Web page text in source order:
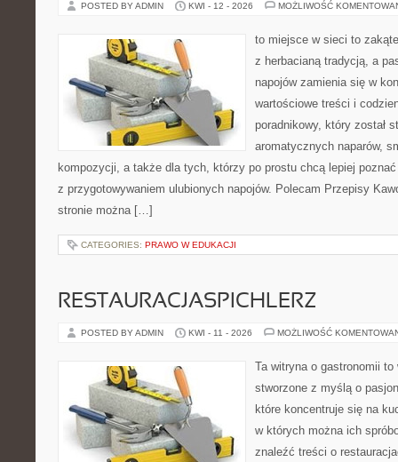
POSTED BY ADMIN KWI - 12 - 2026 MOŻLIWOŚĆ
to miejsce w sieci to
z herbacianą tradycją, a
napojów zamienia się w
wartościowe treści i
poradnikowy, który został
aromatycznych naparów,
kompozycji, a także dla tych, którzy po prostu chcą lepiej
z przygotowywaniem ulubionych napojów. Polecam Przepisy
stronie można […]
CATEGORIES: PRAWO W EDUKACJI
RESTAURACJASPICHLERZ
POSTED BY ADMIN KWI - 11 - 2026 MOŻLIWOŚĆ
Ta witryna o gastronomii
stworzone z myślą o
które koncentruje się na
w których można ich
znaleźć treści o